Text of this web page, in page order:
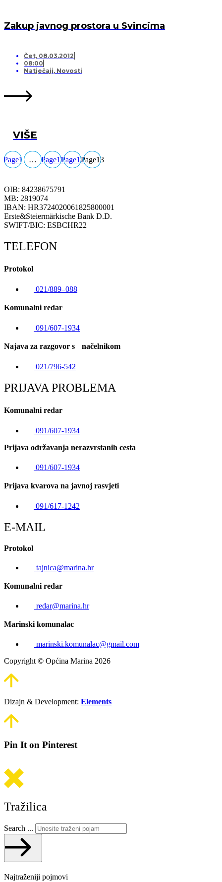
Zakup javnog prostora u Svincima
Čet, 08.03.2012
08:00
Natječaji, Novosti
VIŠE
Page1 … Page11Page12Page13
OIB: 84238675791
MB: 2819074
IBAN: HR3724020061825800001
Erste&Steiermärkische Bank D.D.
SWIFT/BIC: ESBCHR22
TELEFON
Protokol
021/889–088
Komunalni redar
091/607-1934
Najava za razgovor s načelnikom
021/796-542
PRIJAVA PROBLEMA
Komunalni redar
091/607-1934
Prijava održavanja nerazvrstanih cesta
091/607-1934
Prijava kvarova na javnoj rasvjeti
091/617-1242
E-MAIL
Protokol
tajnica@marina.hr
Komunalni redar
redar@marina.hr
Marinski komunalac
marinski.komunalac@gmail.com
Copyright © Općina Marina 2026
Dizajn & Development: Elements
Pin It on Pinterest
Tražilica
Search ...
Najtraženiji pojmovi